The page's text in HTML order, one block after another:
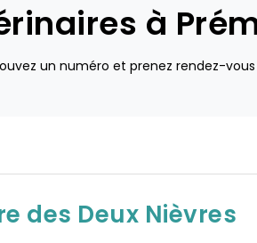
à
un numéro et prenez rendez-vous
des Deux Nièvres